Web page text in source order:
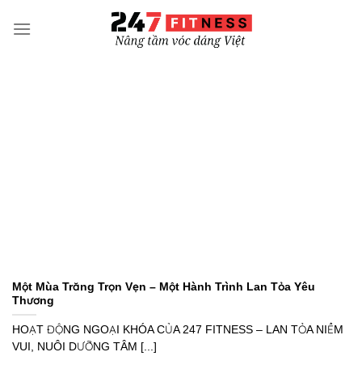
qua
Một Mùa Trăng Trọn Vẹn – Một Hành Trình Lan Tỏa Yêu
Thương
HOẠT ĐỘNG NGOẠI KHÓA CỦA 247 FITNESS – LAN TỎA NIỀM
VUI, NUÔI DƯỠNG TÂM [...]